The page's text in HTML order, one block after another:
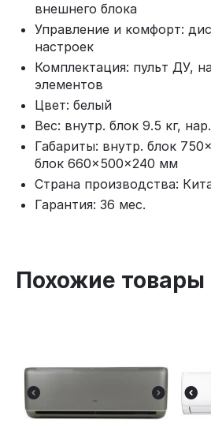
внешнего блока
Управление и комфорт:
настроек
Комплектация: пульт ДУ,
элементов
Цвет: белый
Вес: внутр. блок 9.5 кг,
Габариты: внутр. блок
блок 660×500×240 мм
Страна производства:
Гарантия: 36 мес.
Похожие товары